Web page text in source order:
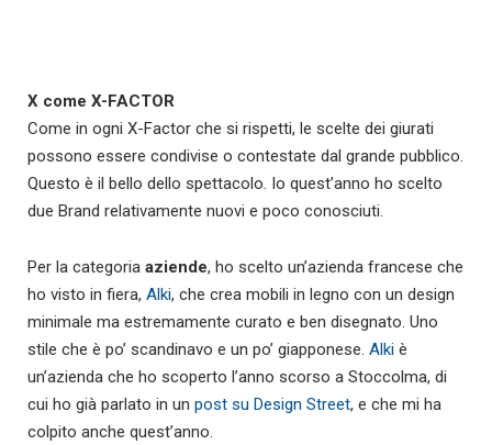
X come X-FACTOR
Come in ogni X-Factor che si rispetti, le scelte dei giurati
possono essere condivise o contestate dal grande pubblico.
Questo è il bello dello spettacolo. Io quest’anno ho scelto
due Brand relativamente nuovi e poco conosciuti.
Per la categoria aziende, ho scelto un’azienda francese che
ho visto in fiera, Alki, che crea mobili in legno con un design
minimale ma estremamente curato e ben disegnato. Uno
stile che è po’ scandinavo e un po’ giapponese. Alki è
un’azienda che ho scoperto l’anno scorso a Stoccolma, di
cui ho già parlato in un post su Design Street, e che mi ha
colpito anche quest’anno.